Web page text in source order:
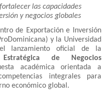
las capacidades
y negocios globales
de Exportación e Inversión
y la Universidad
el lanzamiento oficial de la
de Negocios
académica orientada a
integrales para
económico global.